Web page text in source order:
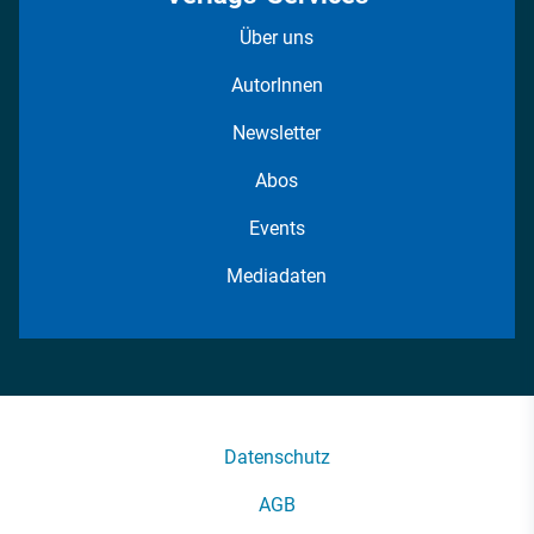
Über uns
AutorInnen
Newsletter
Abos
Events
Mediadaten
Datenschutz
AGB